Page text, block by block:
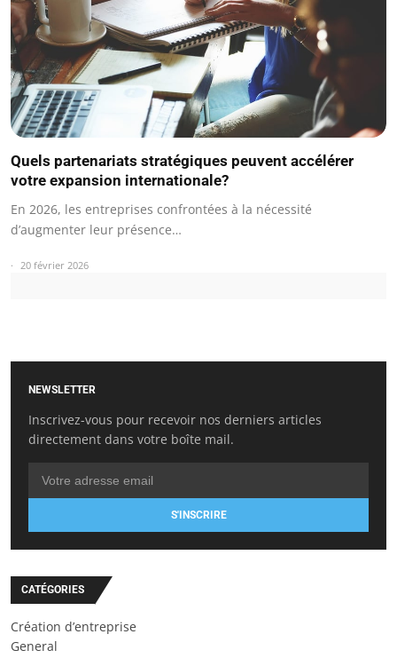
Quels partenariats stratégiques peuvent accélérer
votre expansion internationale?
En 2026, les entreprises confrontées à la nécessité
d’augmenter leur présence…
20 février 2026
NEWSLETTER
Inscrivez-vous pour recevoir nos derniers articles
directement dans votre boîte mail.
S'INSCRIRE
CATÉGORIES
Création d’entreprise
General